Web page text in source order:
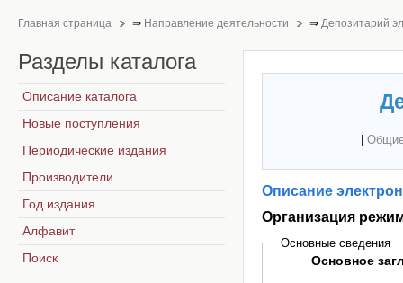
Главная страница ⇒ Направление деятельности ⇒ Депозитарий
Описание
Организация
Основные сведения
Основное
Разделы каталога
Описание каталога
Новые поступления
Периодические издания
Производители
Год издания
Алфавит
Поиск